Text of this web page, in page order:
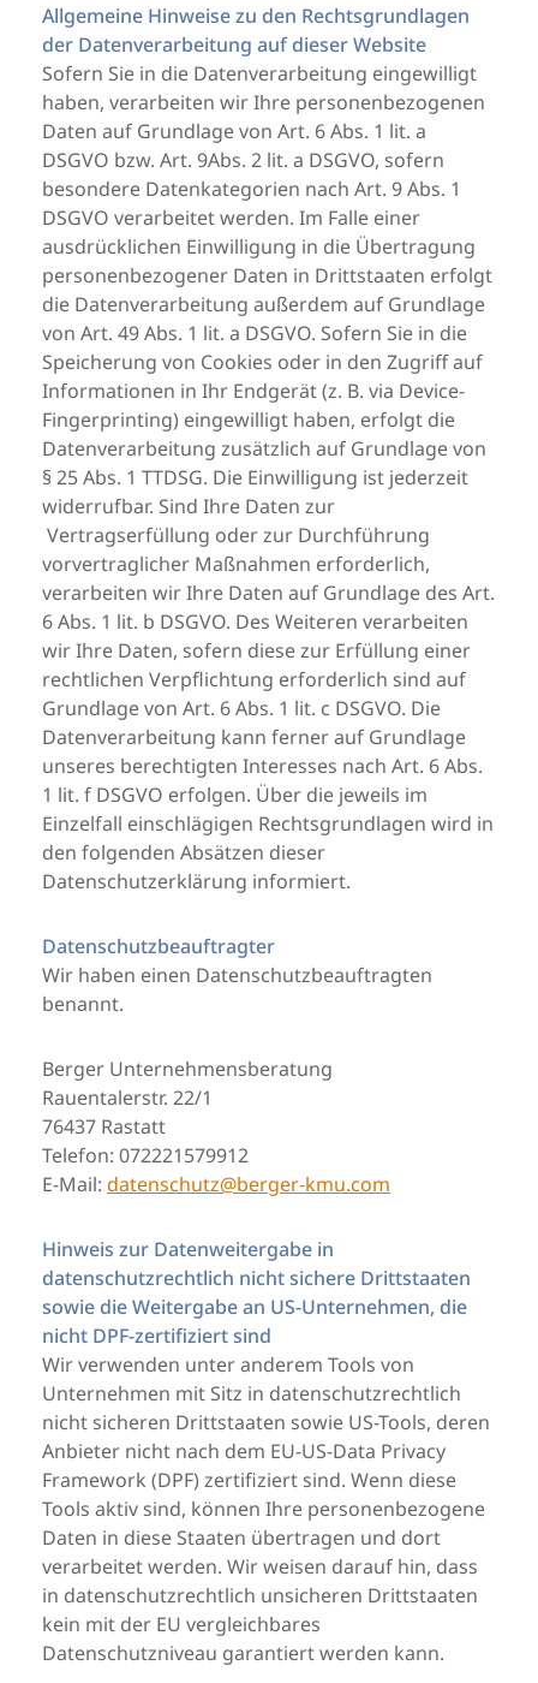
Allgemeine Hinweise zu den Rechtsgrundlagen
der Datenverarbeitung auf dieser Website
Sofern Sie in die Datenverarbeitung eingewilligt
haben, verarbeiten wir Ihre personenbezogenen
Daten auf Grundlage von Art. 6 Abs. 1 lit. a
DSGVO bzw. Art. 9Abs. 2 lit. a DSGVO, sofern
besondere Datenkategorien nach Art. 9 Abs. 1
DSGVO verarbeitet werden. Im Falle einer
ausdrücklichen Einwilligung in die Übertragung
personenbezogener Daten in Drittstaaten erfolgt
die Datenverarbeitung außerdem auf Grundlage
von Art. 49 Abs. 1 lit. a DSGVO. Sofern Sie in die
Speicherung von Cookies oder in den Zugriff auf
Informationen in Ihr Endgerät (z. B. via Device-
Fingerprinting) eingewilligt haben, erfolgt die
Datenverarbeitung zusätzlich auf Grundlage von
§ 25 Abs. 1 TTDSG. Die Einwilligung ist jederzeit
widerrufbar. Sind Ihre Daten zur
Vertragserfüllung oder zur Durchführung
vorvertraglicher Maßnahmen erforderlich,
verarbeiten wir Ihre Daten auf Grundlage des Art.
6 Abs. 1 lit. b DSGVO. Des Weiteren verarbeiten
wir Ihre Daten, sofern diese zur Erfüllung einer
rechtlichen Verpflichtung erforderlich sind auf
Grundlage von Art. 6 Abs. 1 lit. c DSGVO. Die
Datenverarbeitung kann ferner auf Grundlage
unseres berechtigten Interesses nach Art. 6 Abs.
1 lit. f DSGVO erfolgen. Über die jeweils im
Einzelfall einschlägigen Rechtsgrundlagen wird in
den folgenden Absätzen dieser
Datenschutzerklärung informiert.
Datenschutzbeauftragter
Wir haben einen Datenschutzbeauftragten
benannt.
Berger Unternehmensberatung
Rauentalerstr. 22/1
76437 Rastatt
Telefon: 072221579912
E-Mail: datenschutz@berger-kmu.com
Hinweis zur Datenweitergabe in
datenschutzrechtlich nicht sichere Drittstaaten
sowie die Weitergabe an US-Unternehmen, die
nicht DPF-zertifiziert sind
Wir verwenden unter anderem Tools von
Unternehmen mit Sitz in datenschutzrechtlich
nicht sicheren Drittstaaten sowie US-Tools, deren
Anbieter nicht nach dem EU-US-Data Privacy
Framework (DPF) zertifiziert sind. Wenn diese
Tools aktiv sind, können Ihre personenbezogene
Daten in diese Staaten übertragen und dort
verarbeitet werden. Wir weisen darauf hin, dass
in datenschutzrechtlich unsicheren Drittstaaten
kein mit der EU vergleichbares
Datenschutzniveau garantiert werden kann.